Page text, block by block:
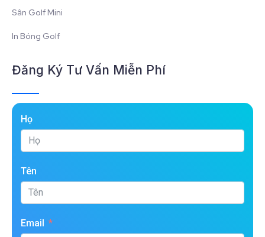
Sân Golf Mini
In Bóng Golf
Đăng Ký Tư Vấn Miễn Phí
Họ
Tên
Email